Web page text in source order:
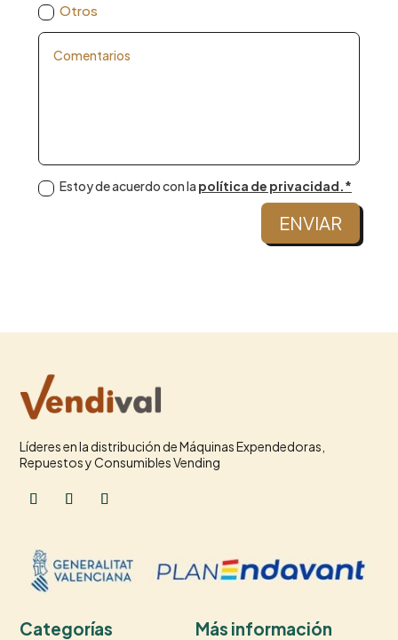
Otros
Estoy de acuerdo con la política de privacidad.*
ENVIAR
Líderes en la distribución de Máquinas Expendedoras,
Repuestos y Consumibles Vending
Categorías Más información